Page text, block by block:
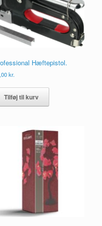
Hæftepistol.
kr.
Tilføj til kurv